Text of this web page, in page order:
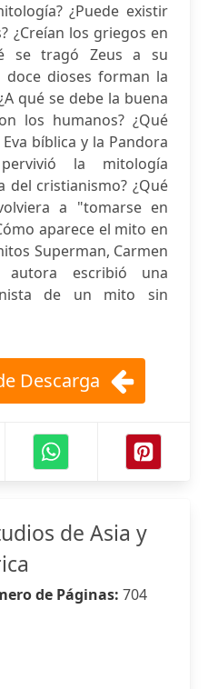
¿Puede existir
¿Creían los griegos en
se tragó Zeus a su
doce dioses forman la
qué se debe la buena
los humanos? ¿Qué
bíblica y la Pandora
la mitología
del cristianismo? ¿Qué
a "tomarse en
aparece el mito en
Superman, Carmen
escribió una
de un mito sin
Descarga
de Asia y
de Páginas: 704